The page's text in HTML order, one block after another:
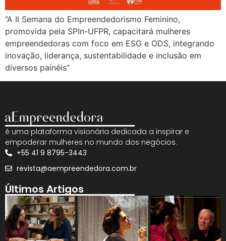
“A II Semana do Empreendedorismo Feminino,
promovida pela SPIn-UFPR, capacitará mulheres
empreendedoras com foco em ESG e ODS, integrando
inovação, liderança, sustentabilidade e inclusão em
diversos painéis”
é uma plataforma visionária dedicada a inspirar e
empoderar mulheres no mundo dos negócios.
+55 41 9 8795-3443
revista@aempreendedora.com.br
Últimos Artigos